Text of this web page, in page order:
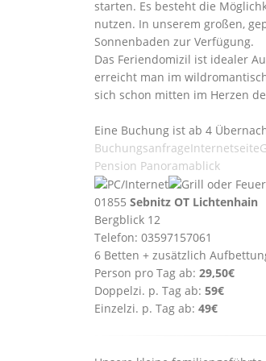
starten. Es besteht die
nutzen. In unserem großen,
Sonnenbaden zur Verfügung.
Das Feriendomizil ist idealer
erreicht man im
sich schon mitten im Herzen
Eine Buchung ist ab 4
BuchungsanfrageInternetseite
Pension Panoramablick
01855 Sebnitz OT Lichtenhain
Bergblick 12
Telefon: 03597157061
6 Betten + zusätzlich
Person pro Tag ab: 29,50€
Doppelzi. p. Tag ab: 59€
Einzelzi. p. Tag ab: 49€